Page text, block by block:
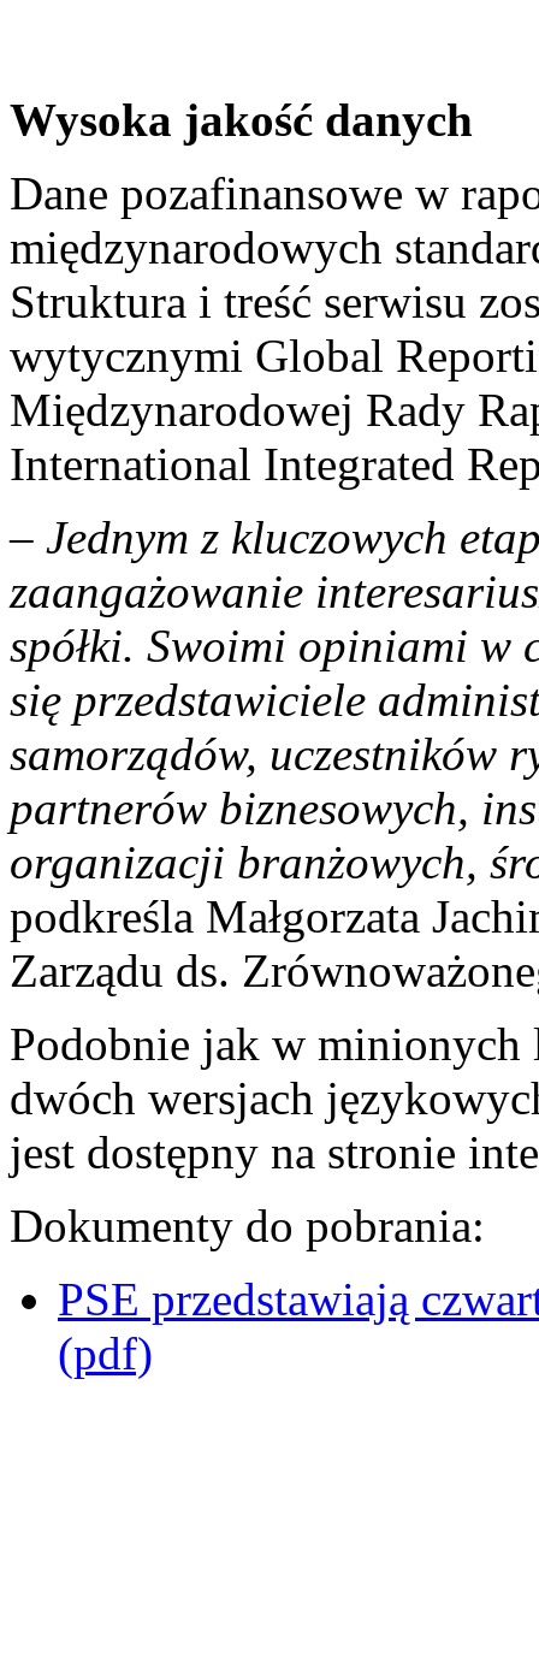
Wysoka jakość danych
Dane pozafinansowe w
międzynarodowych
Struktura i treść serwisu
wytycznymi Global
Międzynarodowej Rady
International Integrated
– Jednym z kluczowych
zaangażowanie
spółki. Swoimi opiniami w
się przedstawiciele
samorządów, uczestników
partnerów biznesowych,
organizacji branżowych,
podkreśla Małgorzata
Zarządu ds.
Podobnie jak w minionych
dwóch wersjach
jest dostępny na stronie
Dokumenty do pobrania:
PSE przedstawiają
(pdf)